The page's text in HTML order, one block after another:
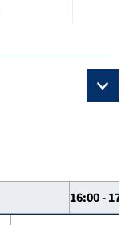
16:00 -